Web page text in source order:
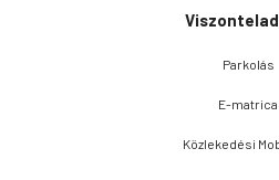
Parkolás
E-matrica
Közlekedési